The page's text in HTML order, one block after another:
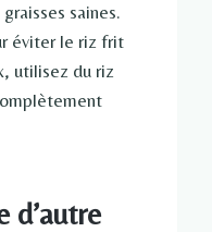
saines.
éviter le riz frit
utilisez du riz
d’autre